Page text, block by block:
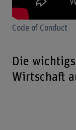
Code of Conduct
Die
Wirtschaft